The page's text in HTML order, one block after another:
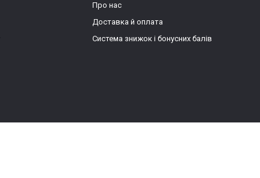
Про нас
Доставка й оплата
Система знижок і бонусних балів